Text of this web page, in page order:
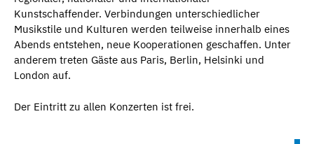
Kunstschaffender. Verbindungen unterschiedlicher
Musikstile und Kulturen werden teilweise innerhalb eines
Abends entstehen, neue Kooperationen geschaffen. Unter
anderem treten Gäste aus Paris, Berlin, Helsinki und
London auf.
Der Eintritt zu allen Konzerten ist frei.